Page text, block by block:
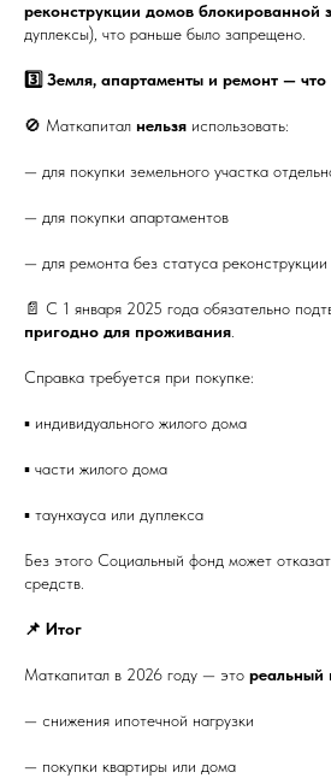
реконструкции домов блокированной
дуплексы), что раньше было запрещено.
3️⃣ Земля, апартаменты и ремонт — что
🚫 Маткапитал нельзя использовать:
— для покупки земельного участка
— для покупки апартаментов
— для ремонта без статуса реконструкции
📄 С 1 января 2025 года обязательно
пригодно для проживания.
Справка требуется при покупке:
▪️ индивидуального жилого дома
▪️ части жилого дома
▪️ таунхауса или дуплекса
Без этого Социальный фонд может
средств.
📌 Итог
Маткапитал в 2026 году — это реальный
— снижения ипотечной нагрузки
— покупки квартиры или дома